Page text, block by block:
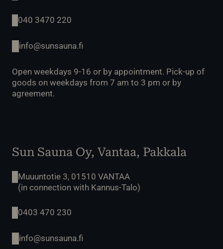
040 3470 220
info@sunsauna.fi
Open weekdays 9-16 or by appointment. Pick-up of
goods on weekdays from 7 am to 3 pm or by
agreement.
Sun Sauna Oy, Vantaa, Pakkala
Muuuntotie 3, 01510 VANTAA
(in connection with Kannus-Talo)
0403 470 230
info@sunsauna.fi